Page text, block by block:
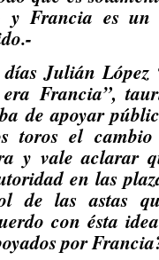
y Francia es un
Julián
Francia”,
de apoyar
toros el
y vale aclarar
en las
de las astas
con ésta
por